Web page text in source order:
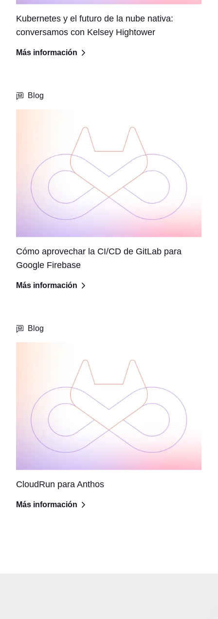
Kubernetes y el futuro de la nube nativa:
conversamos con Kelsey Hightower
Más información
Blog
Cómo aprovechar la CI/CD de GitLab para
Google Firebase
Más información
Blog
CloudRun para Anthos
Más información